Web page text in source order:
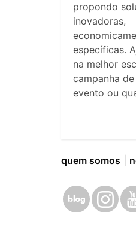
propondo
inovadoras,
específicas.
na melhor
campanha
evento ou
quem somos